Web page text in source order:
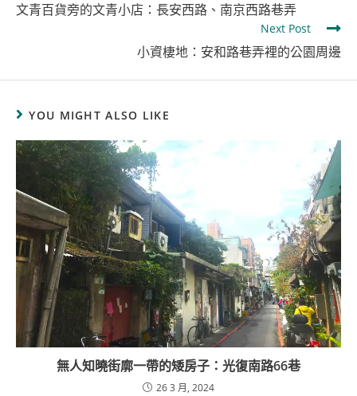
文青百貨旁的文青小店：長安西路、南京西路巷弄
Next Post
小資棲地：安和路巷弄裡的公園周邊
YOU MIGHT ALSO LIKE
無人知曉街廓一帶的矮房子：光復南路66巷
26 3 月, 2024